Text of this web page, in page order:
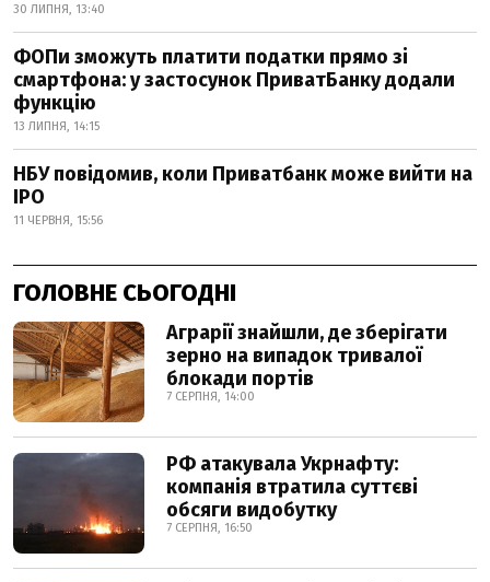
30 ЛИПНЯ, 13:40
ФОПи зможуть платити податки прямо зі
смартфона: у застосунок ПриватБанку додали
функцію
13 ЛИПНЯ, 14:15
НБУ повідомив, коли Приватбанк може вийти на
IPO
11 ЧЕРВНЯ, 15:56
ГОЛОВНЕ СЬОГОДНІ
Аграрії знайшли, де зберігати
зерно на випадок тривалої
блокади портів
7 СЕРПНЯ, 14:00
РФ атакувала Укрнафту:
компанія втратила суттєві
обсяги видобутку
7 СЕРПНЯ, 16:50